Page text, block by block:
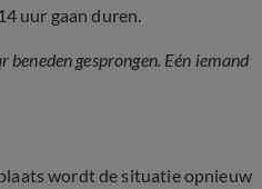
uur gaan duren.
gesprongen. Eén iemand
wordt de situatie opnieuw